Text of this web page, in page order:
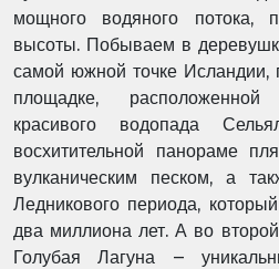
мощного водяного потока,
высоты. Побываем в
самой южной точке Исландии,
площадке,
красивого водопада
восхитительной панораме
вулканическим песком, а
Ледникового периода,
два миллиона лет. А во
Голубая Лагуна –